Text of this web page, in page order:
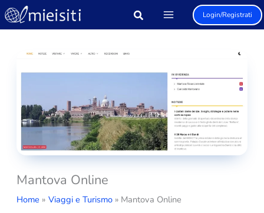
Vai
al
contenuto
Login/Registrati
Mantova Online
Home Viaggi e Turismo
Mantova Online